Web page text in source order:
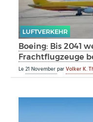
LUFTVERKEHR
Boeing: Bis 2041
Frachtflugzeuge
Le21 NovemberparVolker K.